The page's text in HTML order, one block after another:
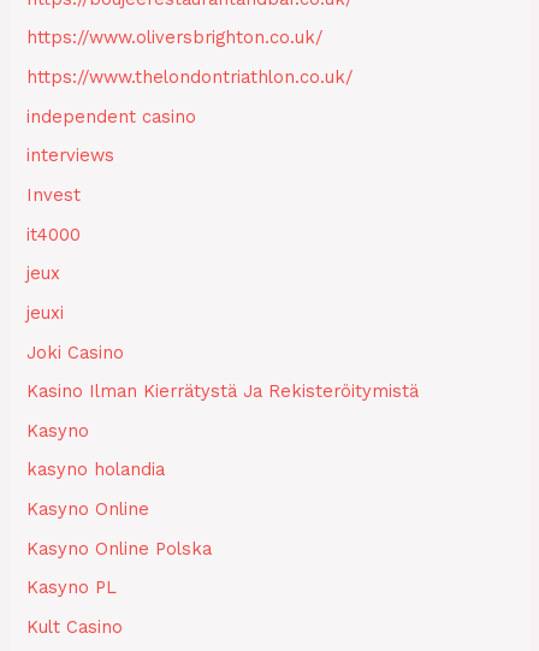
https://www.oliversbrighton.co.uk/
https://www.thelondontriathlon.co.uk/
independent casino
interviews
Invest
it4000
jeux
jeuxi
Joki Casino
Kasino Ilman Kierrätystä Ja Rekisteröitymistä
Kasyno
kasyno holandia
Kasyno Online
Kasyno Online Polska
Kasyno PL
Kult Casino